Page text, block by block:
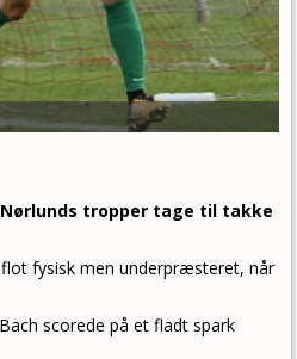
Nørlunds tropper tage til takke
fysisk men underpræsteret, når
scorede på et fladt spark